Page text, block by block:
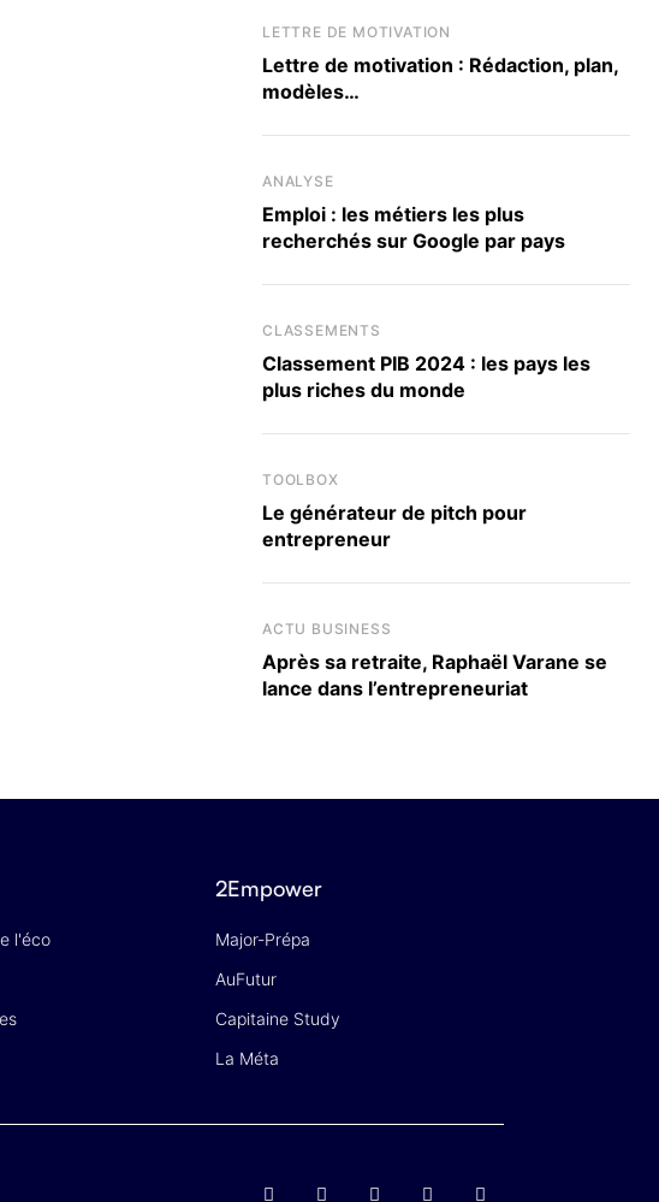
LETTRE DE MOTIVATION
Lettre de motivation : Rédaction, plan,
modèles…
ANALYSE
Emploi : les métiers les plus
recherchés sur Google par pays
CLASSEMENTS
Classement PIB 2024 : les pays les
plus riches du monde
TOOLBOX
Le générateur de pitch pour
entrepreneur
ACTU BUSINESS
Après sa retraite, Raphaël Varane se
lance dans l’entrepreneuriat
l'éco
2Empower
Major-Prépa
AuFutur
Capitaine Study
La Méta